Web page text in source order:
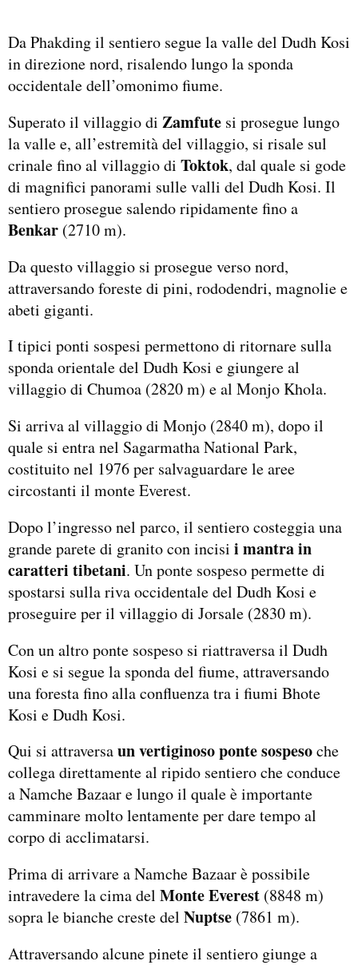
Da Phakding il sentiero segue la valle del Dudh Kosi
in direzione nord, risalendo lungo la sponda
occidentale dell’omonimo fiume.
Superato il villaggio di Zamfute si prosegue lungo
la valle e, all’estremità del villaggio, si risale sul
crinale fino al villaggio di Toktok, dal quale si gode
di magnifici panorami sulle valli del Dudh Kosi. Il
sentiero prosegue salendo ripidamente fino a
Benkar (2710 m).
Da questo villaggio si prosegue verso nord,
attraversando foreste di pini, rododendri, magnolie e
abeti giganti.
I tipici ponti sospesi permettono di ritornare sulla
sponda orientale del Dudh Kosi e giungere al
villaggio di Chumoa (2820 m) e al Monjo Khola.
Si arriva al villaggio di Monjo (2840 m), dopo il
quale si entra nel Sagarmatha National Park,
costituito nel 1976 per salvaguardare le aree
circostanti il monte Everest.
Dopo l’ingresso nel parco, il sentiero costeggia una
grande parete di granito con incisi i mantra in
caratteri tibetani. Un ponte sospeso permette di
spostarsi sulla riva occidentale del Dudh Kosi e
proseguire per il villaggio di Jorsale (2830 m).
Con un altro ponte sospeso si riattraversa il Dudh
Kosi e si segue la sponda del fiume, attraversando
una foresta fino alla confluenza tra i fiumi Bhote
Kosi e Dudh Kosi.
Qui si attraversaun vertiginoso ponte sospesoche
collega direttamente al ripido sentiero che conduce
a Namche Bazaar e lungo il quale è importante
camminare molto lentamente per dare tempo al
corpo di acclimatarsi.
Prima di arrivare a Namche Bazaar è possibile
intravedere la cima del Monte Everest (8848 m)
sopra le bianche creste del Nuptse (7861 m).
Attraversando alcune pinete il sentiero giunge a